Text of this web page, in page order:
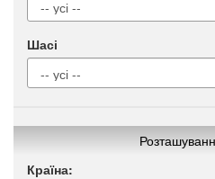
Шасі
Країна: